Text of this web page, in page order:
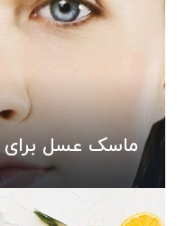
ماسک عسل